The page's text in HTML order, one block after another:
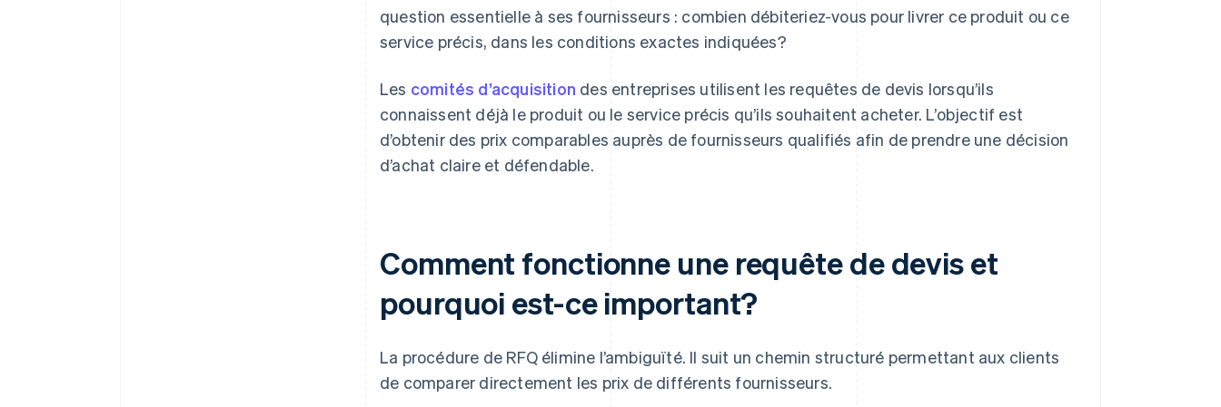
question essentielle à ses fournisseurs : combien débiteriez-vous pour livrer ce produit ou ce
service précis, dans les conditions exactes indiquées?
Les comités d’acquisition des entreprises utilisent les requêtes de devis lorsqu’ils
connaissent déjà le produit ou le service précis qu’ils souhaitent acheter. L’objectif est
d’obtenir des prix comparables auprès de fournisseurs qualifiés afin de prendre une décision
d’achat claire et défendable.
Comment fonctionne une requête de devis et
pourquoi est-ce important?
La procédure de RFQ élimine l’ambiguïté. Il suit un chemin structuré permettant aux clients
de comparer directement les prix de différents fournisseurs.